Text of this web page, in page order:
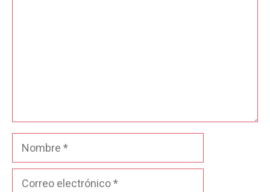
Nombre